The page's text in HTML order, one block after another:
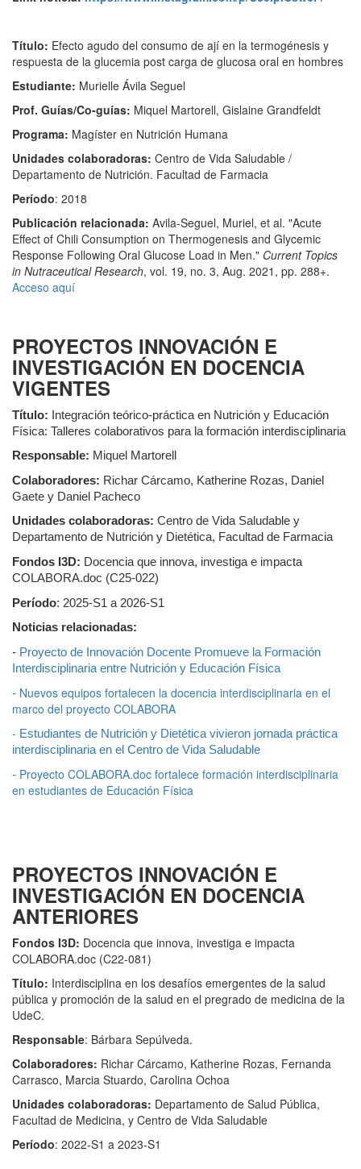
Título: Efecto agudo del consumo de ají en la termogénesis y
respuesta de la glucemia post carga de glucosa oral en hombres
Estudiante: Murielle Ávila Seguel
Prof. Guías/Co-guías: Miquel Martorell, Gislaine Grandfeldt
Programa: Magíster en Nutrición Humana
Unidades colaboradoras: Centro de Vida Saludable /
Departamento de Nutrición. Facultad de Farmacia
Período: 2018
Publicación relacionada: Avila-Seguel, Muriel, et al. "Acute
Effect of Chili Consumption on Thermogenesis and Glycemic
Response Following Oral Glucose Load in Men." Current Topics
in Nutraceutical Research, vol. 19, no. 3, Aug. 2021, pp. 288+.
Acceso aquí
PROYECTOS INNOVACIÓN E
INVESTIGACIÓN EN DOCENCIA
VIGENTES
Título:
Integración teórico-práctica en Nutrición y Educación
Física: Talleres colaborativos para la formación interdisciplinaria
Responsable: Miquel Martorell
Colaboradores: Richar Cárcamo, Katherine Rozas, Daniel
Gaete y Daniel Pacheco
Unidades colaboradoras: Centro de Vida Saludable y
Departamento de Nutrición y Dietética, Facultad de Farmacia
Fondos I3D: Docencia que innova, investiga e impacta
COLABORA.doc (C25-022)
Período: 2025-S1 a 2026-S1
Noticias relacionadas:
- Proyecto de Innovación Docente Promueve la Formación
Interdisciplinaria entre Nutrición y Educación Física
- Nuevos equipos fortalecen la docencia interdisciplinaria en el
marco del proyecto COLABORA
- Estudiantes de Nutrición y Dietética vivieron jornada práctica
interdisciplinaria en el Centro de Vida Saludable
- Proyecto COLABORA.doc fortalece formación interdisciplinaria
en estudiantes de Educación Física
PROYECTOS INNOVACIÓN E
INVESTIGACIÓN EN DOCENCIA
ANTERIORES
Fondos I3D: Docencia que innova, investiga e impacta
COLABORA.doc (C22-081)
Título: Interdisciplina en los desafíos emergentes de la salud
pública y promoción de la salud en el pregrado de medicina de la
UdeC.
Responsable: Bárbara Sepúlveda.
Colaboradores: Richar Cárcamo, Katherine Rozas, Fernanda
Carrasco, Marcia Stuardo, Carolina Ochoa
Unidades colaboradoras: Departamento de Salud Pública,
Facultad de Medicina, y Centro de Vida Saludable
Período: 2022-S1 a 2023-S1